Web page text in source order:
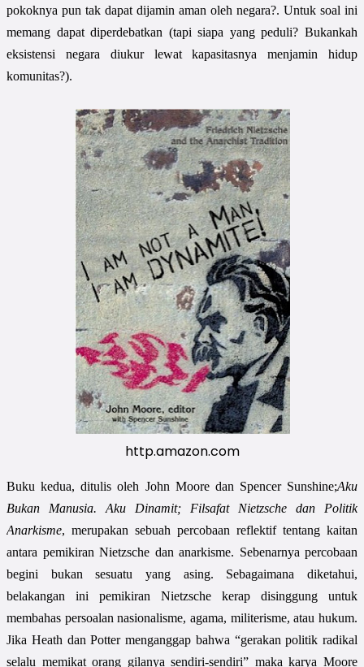
pokoknya pun tak dapat dijamin aman oleh negara?. Untuk soal ini
memang dapat diperdebatkan (tapi siapa yang peduli? Bukankah
eksistensi negara diukur lewat kapasitasnya menjamin hidup
komunitas?).
http.amazon.com
Buku kedua, ditulis oleh John Moore dan Spencer Sunshine;Aku
Bukan Manusia. Aku Dinamit; Filsafat Nietzsche dan Politik
Anarkisme, merupakan sebuah percobaan reflektif tentang kaitan
antara pemikiran Nietzsche dan anarkisme. Sebenarnya percobaan
begini bukan sesuatu yang asing. Sebagaimana diketahui,
belakangan ini pemikiran Nietzsche kerap disinggung untuk
membahas persoalan nasionalisme, agama, militerisme, atau hukum.
Jika Heath dan Potter menganggap bahwa “gerakan politik radikal
selalu memikat orang gilanya sendiri-sendiri” maka karya Moore